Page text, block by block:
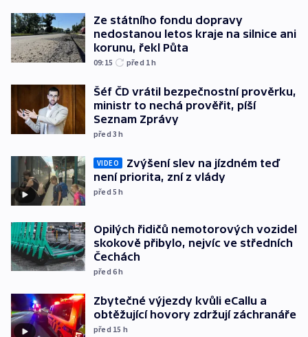
Ze státního fondu dopravy
nedostanou letos kraje na silnice ani
korunu, řekl Půta
09:15 před 1h
Šéf ČD vrátil bezpečnostní prověrku,
ministr to nechá prověřit, píší
Seznam Zprávy
před 3h
VIDEO
Zvýšení slev na jízdném teď
není priorita, zní z vlády
před 5h
Opilých řidičů nemotorových vozidel
skokově přibylo, nejvíc ve středních
Čechách
před 6h
Zbytečné výjezdy kvůli eCallu a
obtěžující hovory zdržují záchranáře
před 15 h